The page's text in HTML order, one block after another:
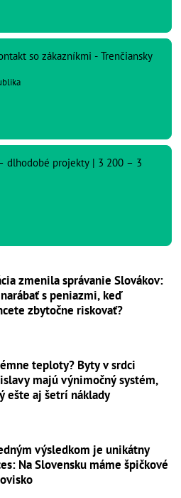
so zákazníkmi - Trenčiansky
dlhodobé projekty | 3 200 – 3
zmenila správanie Slovákov:
s peniazmi, keď
zbytočne riskovať?
teploty? Byty v srdci
majú výnimočný systém,
ešte aj šetrí náklady
výsledkom je unikátny
Na Slovensku máme špičkové